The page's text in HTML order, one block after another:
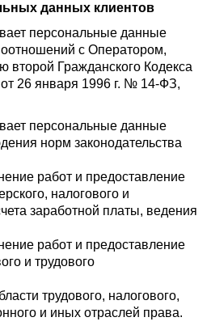
данных клиентов
персональные данные
с Оператором,
второй Гражданского Кодекса
26 января 1996 г. № 14-ФЗ,
персональные данные
норм законодательства
работ и предоставление
налогового и
заработной платы, ведения
работ и предоставление
и трудового
трудового, налогового,
и иных отраслей права.